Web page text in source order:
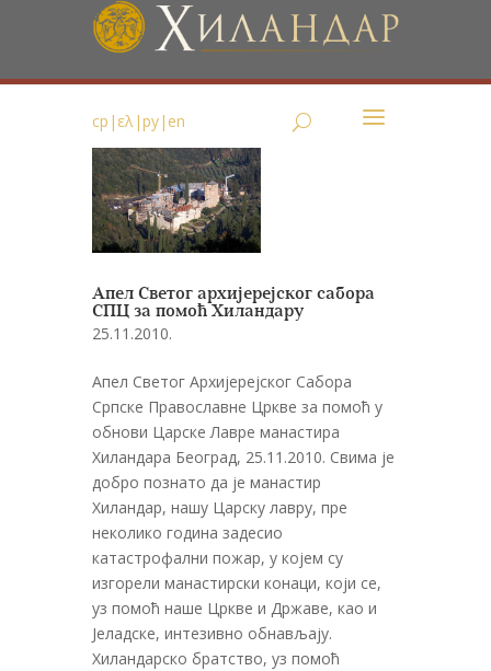
ср | ελ|ру| en
Апел Светог архијерејског сабора
СПЦ за помоћ Хиландару
25.11.2010.
Апел Светог Архијерејског Сабора
Српске Православне Цркве за помоћ у
обнови Царске Лавре манастира
Хиландара Београд, 25.11.2010. Свима је
добро познато да је манастир
Хиландар, нашу Царску лавру, пре
неколико година задесио
катастрофални пожар, у којем су
изгорели манастирски конаци, који се,
уз помоћ наше Цркве и Државе, као и
Јеладске, интезивно обнављају.
Хиландарско братство, уз помоћ